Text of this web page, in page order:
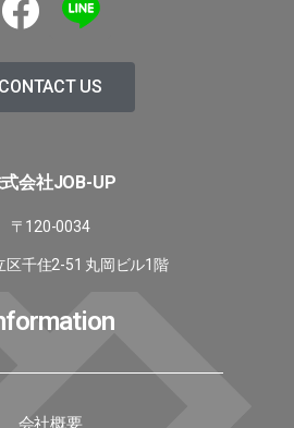
CONTACT US
会社JOB-UP
〒120-0034
区千住2-51 丸岡ビル1階
会社概要